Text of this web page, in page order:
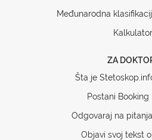
Međunarodna
ZA
Šta je
Postani
Odgovaraj na
Objavi svoj tekst